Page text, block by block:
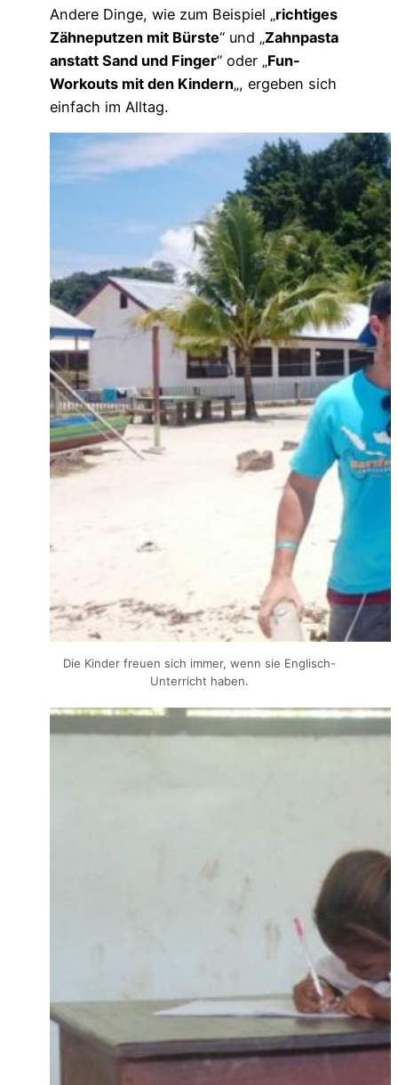
Andere Dinge, wie zum Beispiel „richtiges
Zähneputzen mit Bürste“ und „Zahnpasta
anstatt Sand und Finger“ oder „Fun-
Workouts mit den Kindern„, ergeben sich
einfach im Alltag.
Die Kinder freuen sich immer, wenn sie Englisch-
Unterricht haben.